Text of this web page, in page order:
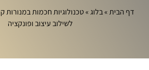
דף הבית»בלוג»טכנולוגיות חכמות במנורות
לשילוב עיצוב ופונקציה